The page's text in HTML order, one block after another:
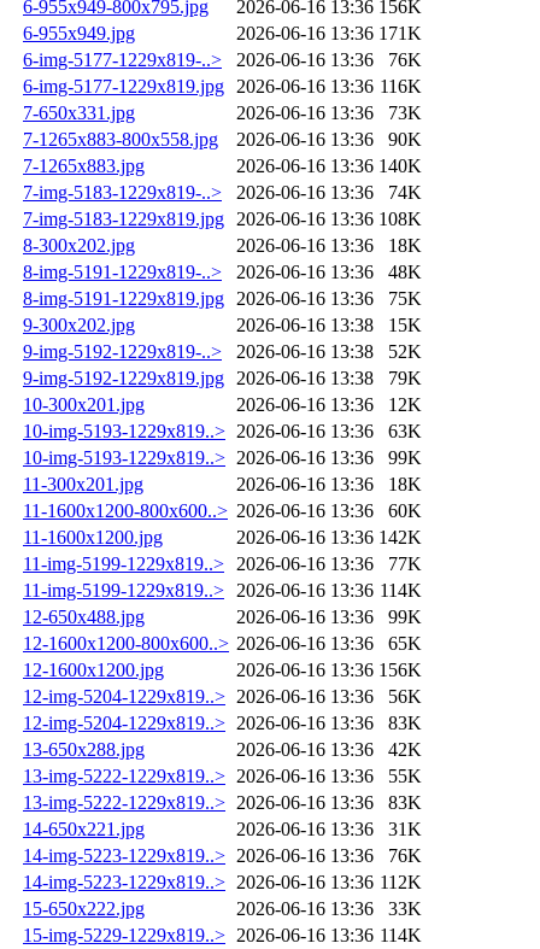
6-955x949-800x795.jpg
2026-06-16 13:36 156K
6-955x949.jpg
2026-06-16 13:36 171K
6-img-5177-1229x819-..>
2026-06-16 13:36
76K
6-img-5177-1229x819.jpg
2026-06-16 13:36 116K
7-650x331.jpg
2026-06-16 13:36
73K
7-1265x883-800x558.jpg
2026-06-16 13:36
90K
7-1265x883.jpg
2026-06-16 13:36 140K
7-img-5183-1229x819-..>
2026-06-16 13:36
74K
7-img-5183-1229x819.jpg
2026-06-16 13:36 108K
8-300x202.jpg
2026-06-16 13:36
18K
8-img-5191-1229x819-..>
2026-06-16 13:36
48K
8-img-5191-1229x819.jpg
2026-06-16 13:36
75K
9-300x202.jpg
2026-06-16 13:38
15K
9-img-5192-1229x819-..>
2026-06-16 13:38
52K
9-img-5192-1229x819.jpg
2026-06-16 13:38
79K
10-300x201.jpg
2026-06-16 13:36
12K
10-img-5193-1229x819..> 2026-06-16 13:36
63K
10-img-5193-1229x819..> 2026-06-16 13:36
99K
11-300x201.jpg
2026-06-16 13:36
18K
11-1600x1200-800x600..> 2026-06-16 13:36
60K
11-1600x1200.jpg
2026-06-16 13:36 142K
11-img-5199-1229x819..>
2026-06-16 13:36
77K
11-img-5199-1229x819..>
2026-06-16 13:36 114K
12-650x488.jpg
2026-06-16 13:36
99K
12-1600x1200-800x600..> 2026-06-16 13:36
65K
12-1600x1200.jpg
2026-06-16 13:36 156K
12-img-5204-1229x819..> 2026-06-16 13:36
56K
12-img-5204-1229x819..> 2026-06-16 13:36
83K
13-650x288.jpg
2026-06-16 13:36
42K
13-img-5222-1229x819..> 2026-06-16 13:36
55K
13-img-5222-1229x819..> 2026-06-16 13:36
83K
14-650x221.jpg
2026-06-16 13:36
31K
14-img-5223-1229x819..> 2026-06-16 13:36
76K
14-img-5223-1229x819..> 2026-06-16 13:36 112K
15-650x222.jpg
2026-06-16 13:36
33K
15-img-5229-1229x819..> 2026-06-16 13:36 114K